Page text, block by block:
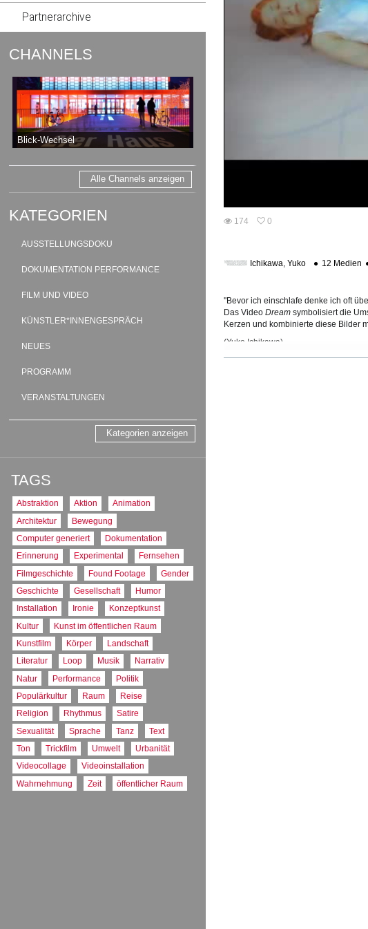
Partnerarchive
CHANNELS
Blick-Wechsel
Alle Channels anzeigen
KATEGORIEN
AUSSTELLUNGSDOKU
DOKUMENTATION PERFORMANCE
FILM UND VIDEO
KÜNSTLER*INNENGESPRÄCH
NEUES
PROGRAMM
VERANSTALTUNGEN
Kategorien anzeigen
TAGS
Abstraktion Aktion
Animation
Architektur
Bewegung
Computer generiert
Dokumentation
Erinnerung
Experimental
Fernsehen
Filmgeschichte
Found Footage
Gender
Geschichte
Gesellschaft
Humor
Installation
Ironie
Konzeptkunst
Kultur
Kunst im öffentlichen Raum
Kunstfilm
Körper
Landschaft
Literatur
Loop Musik
Narrativ
Natur
Performance
Politik
Populärkultur
Raum
Reise
Religion
Rhythmus
Satire
Sexualität
Sprache Tanz
Text
Ton
Trickfilm Umwelt
Urbanität
Videocollage
Videoinstallation
Wahrnehmung
Zeit öffentlicher Raum
174
0
Ichikawa, Yuko 12 Medien
''Bevor ich einschlafe denke ich oft
Das VideoDream symbolisiert die
Kerzen und kombinierte diese Bilder
(Yuko Ichikawa)